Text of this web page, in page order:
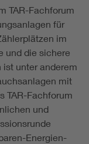
TAR-Fachforum
für
im
und die sichere
ist unter anderem
mit
TAR-Fachforum
und
Energien-